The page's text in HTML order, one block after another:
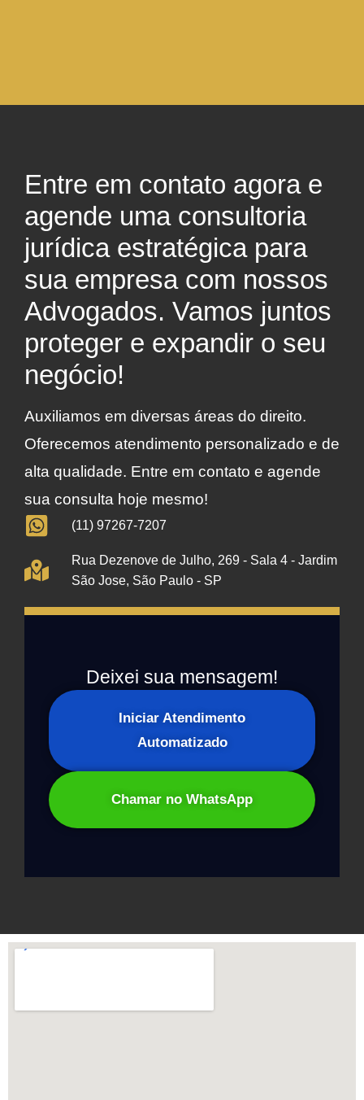
Entre em contato agora e
agende uma consultoria
jurídica estratégica para
sua empresa com nossos
Advogados. Vamos juntos
proteger e expandir o seu
negócio!
Auxiliamos em diversas áreas do direito.
Oferecemos atendimento personalizado e de
alta qualidade. Entre em contato e agende
sua consulta hoje mesmo!
(11) 97267-7207
Rua Dezenove de Julho, 269 - Sala 4 - Jardim
São Jose, São Paulo - SP
Deixei sua mensagem!
Iniciar Atendimento
Automatizado
Chamar no WhatsApp